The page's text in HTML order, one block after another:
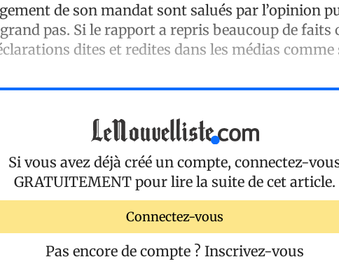
de son mandat sont salués par l’opinion
pas. Si le rapport a repris beaucoup de faits
dites et redites dans les médias comme
Si vous avez déjà créé un compte, connectez-
GRATUITEMENT pour lire la suite de cet article.
Connectez-vous
Pas encore de compte ? Inscrivez-vous